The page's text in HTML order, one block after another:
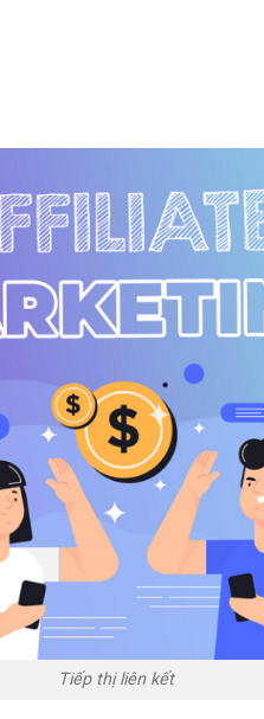
Tiếp thị liên kết